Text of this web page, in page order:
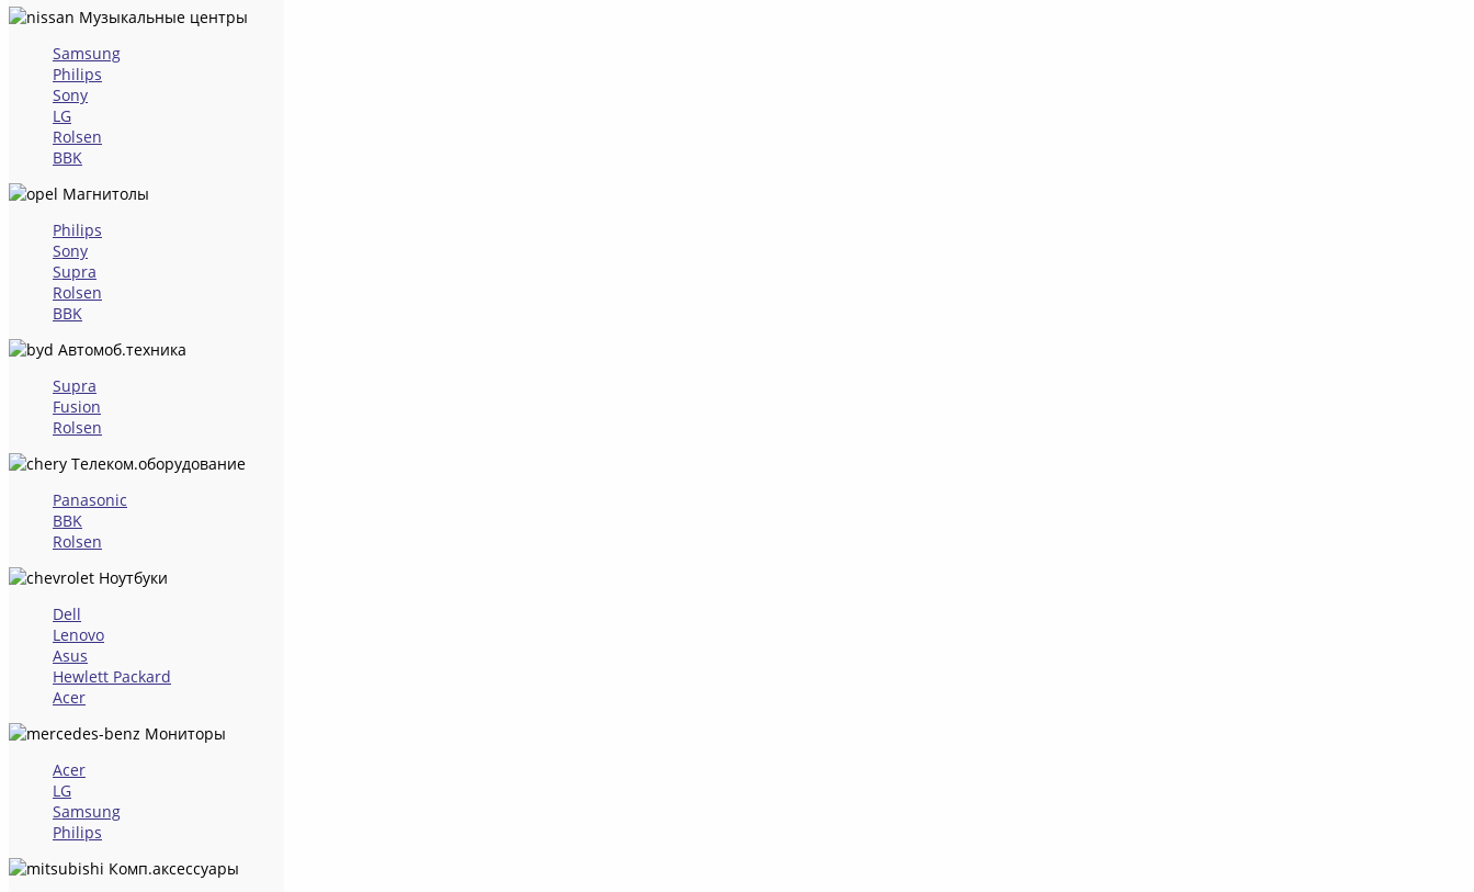
Музыкальные центры
Samsung
Philips
Sony
LG
Rolsen
BBK
Магнитолы
Philips
Sony
Supra
Rolsen
BBK
Автомоб.техника
Supra
Fusion
Rolsen
Телеком.оборудование
Panasonic
BBK
Rolsen
Ноутбуки
Dell
Lenovo
Asus
Hewlett Packard
Acer
Мониторы
Acer
LG
Samsung
Philips
Комп.аксессуары